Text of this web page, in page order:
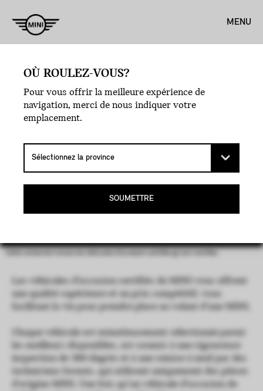
MENU
VÉHICULES D’OCCASION
CERTIFIÉS MINI.
Les véhicules d’occasion certifiés de MINI vous offrent
une qualité supérieure et un prix compétitif, vous
facilitant la vie pour prendre place au volant d’une MINI.
Chaque véhicule est minutieusement sélectionné parmi
les meilleurs disponibles, est soumis à une rigoureuse
inspection de 360 degrés et à une remise à neuf par des
techniciens formés, qui utilisent uniquement des pièces
d’origine MINI. Une fois qu’un véhicule d’occasion de
OÙ ROULEZ-VOUS?
Pour vous offrir la meilleure expérience de
navigation, merci de nous indiquer votre
emplacement.
SOUMETTRE